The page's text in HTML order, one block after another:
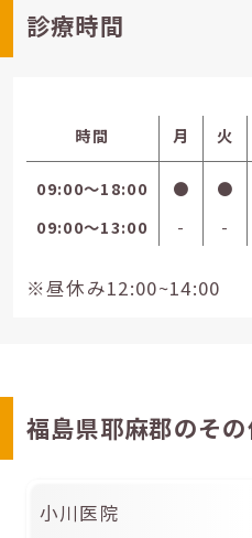
診療時間
時間 月 火
09:00〜18:00 ● ●
09:00〜13:00
- -
※昼休み12:00~14:00
福島県耶麻郡のそ
小川医院